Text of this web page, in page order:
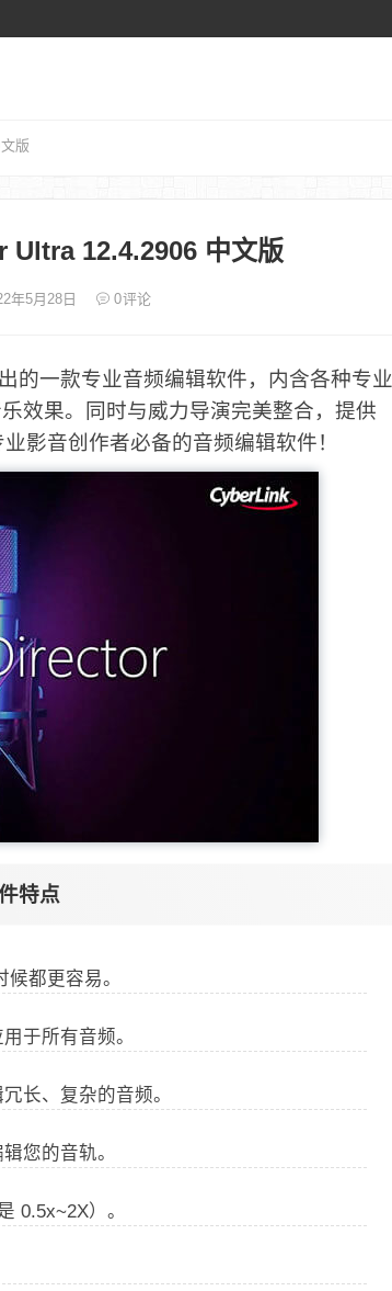
版
12.4.2906 中文版
年5月28日 0评论
的一款专业音频编辑软件，内含各种专业
效果。同时与威力导演完美整合，提供
影音创作者必备的音频编辑软件！
特点
都更容易。
于所有音频。
长、复杂的音频。
您的音轨。
0.5x~2X）。